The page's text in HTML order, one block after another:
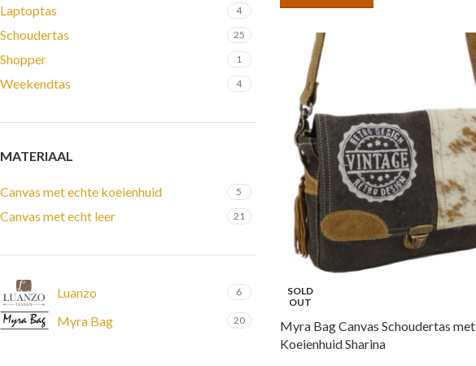
Laptoptas 4
Schoudertas 25
Shopper 1
Weekendtas 4
MATERIAAL
Canvas met echte koeienhuid 5
Canvas met echt leer 21
Luanzo 6
Myra Bag 20
SOLD
OUT
Myra Bag Canvas Schoudertas met
Koeienhuid Sharina